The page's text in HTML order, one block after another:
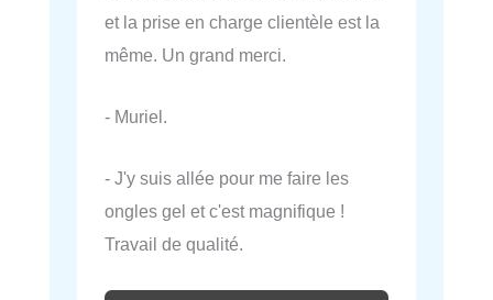
et la prise en charge clientèle est la
même. Un grand merci.
- Muriel.
- J'y suis allée pour me faire les
ongles gel et c'est magnifique !
Travail de qualité.